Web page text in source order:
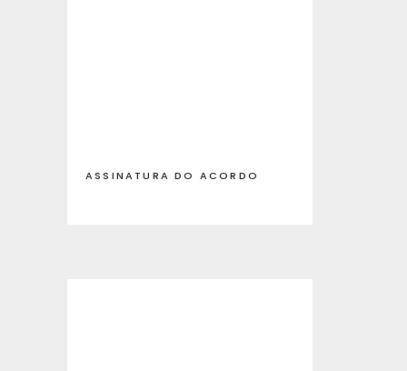
ASSINATURA DO ACORDO